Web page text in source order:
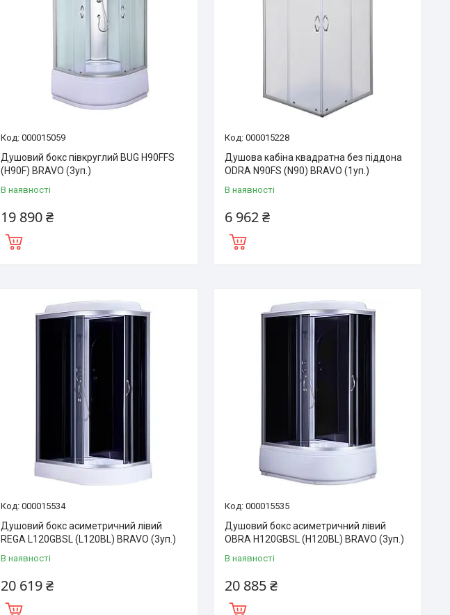
000015059
Душовий бокс півкруглий BUG H90FFS
(H90F) BRAVO (3уп.)
В наявності
19 890 ₴
000015228
Душова кабіна квадратна без піддона
ODRA N90FS (N90) BRAVO (1уп.)
В наявності
6 962 ₴
000015534
Душовий бокс асиметричний лівий
REGA L120GBSL (L120BL) BRAVO (3уп.)
В наявності
20 619 ₴
000015535
Душовий бокс асиметричний лівий
OBRA H120GBSL (H120BL) BRAVO (3уп.)
В наявності
20 885 ₴